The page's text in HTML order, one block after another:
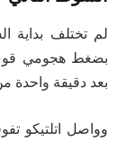
لم تختلف بداية
بضغط هجومي
بعد دقيقة واحدة
وواصل اتلتيكو